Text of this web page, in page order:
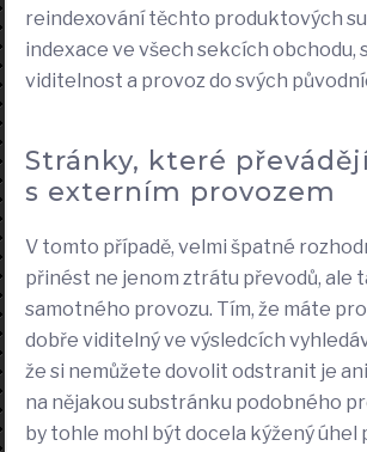
reindexování těchto produktových
indexace ve všech sekcích obchodu,
viditelnost a provoz do svých
Stránky, které
s externím provozem
V tomto případě, velmi špatné
přinést ne jenom ztrátu převodů, ale
samotného provozu. Tím, že máte
dobře viditelný ve výsledcích
že si nemůžete dovolit odstranit je
na nějakou substránku podobného
by tohle mohl být docela kýžený úhel